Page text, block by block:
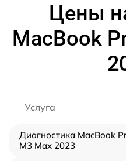
Цены
MacBook
Услуга
Диагностика MacBook
M3 Max 2023